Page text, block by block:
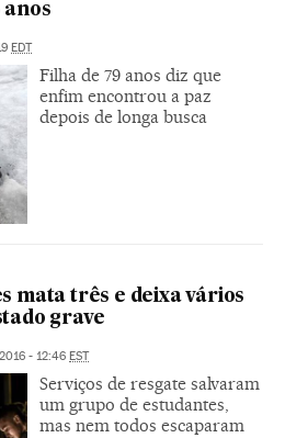
anos
EDT
Filha de 79 anos diz que
enfim encontrou a paz
depois de longa busca
mata três e deixa vários
grave
- 12:46 EST
Serviços de resgate salvaram
um grupo de estudantes,
mas nem todos escaparam